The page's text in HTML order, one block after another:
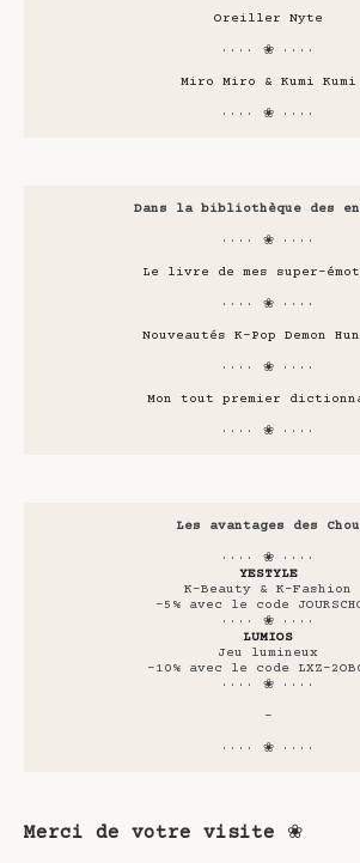
Oreiller Nyte
···· ❀ ····
Miro Miro & Kumi Kumi
···· ❀ ····
Dans la bibliothèque des
···· ❀ ····
Le livre de mes super-
···· ❀ ····
Nouveautés K-Pop Demon
···· ❀ ····
Mon tout premier
···· ❀ ····
Les avantages des Chou
···· ❀ ····
YESTYLE
K-Beauty & K-Fashion
-5% avec le code
···· ❀ ····
LUMIOS
Jeu lumineux
-10% avec le code LXZ-
···· ❀ ····
-
···· ❀ ····
Merci de votre visite ❀